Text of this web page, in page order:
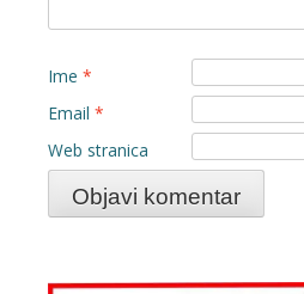
Ime *
Email *
Web stranica